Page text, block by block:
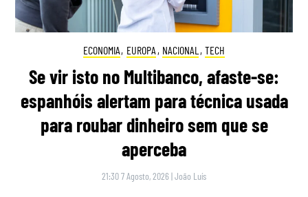
ECONOMIA, EUROPA , NACIONAL , TECH
Se vir isto no Multibanco, afaste-se:
espanhóis alertam para técnica usada
para roubar dinheiro sem que se
aperceba
21:30 7 Agosto, 2026 |João Luís